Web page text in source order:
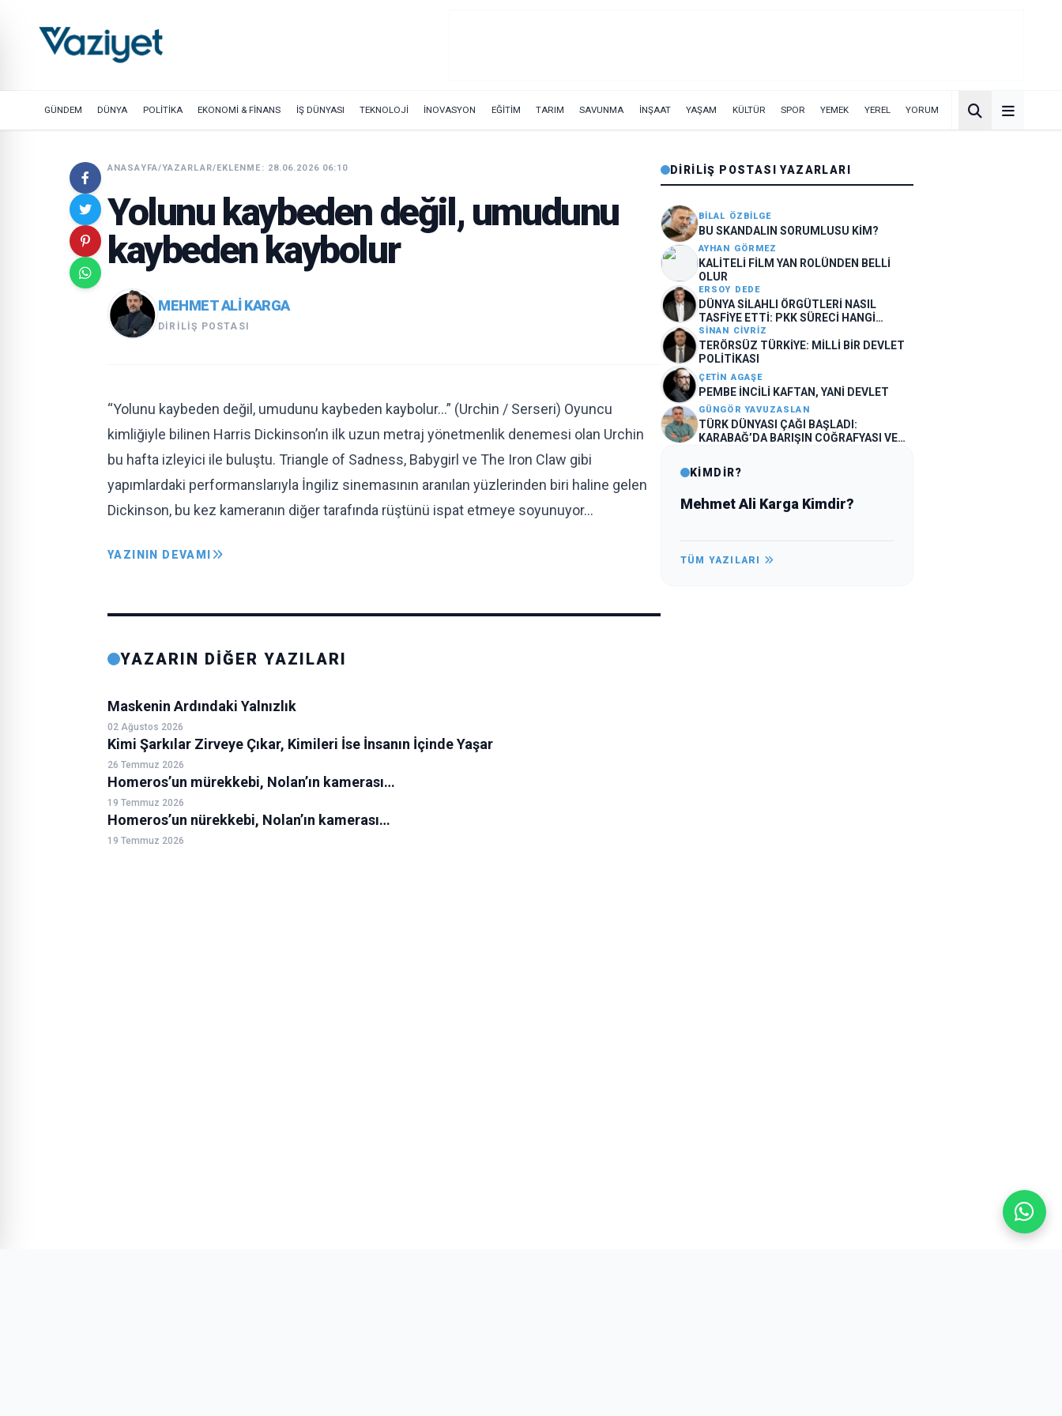
GÜNDEM DÜNYA POLİTİKA EKONOMİ & FİNANS İŞ DÜNYASI TEKNOLOJİ İNOVASYON EĞİTİM TARIM SAVUNMA İNŞAAT YAŞAM KÜLTÜR SPOR YEMEK YEREL YORUM
ANASAYFA/YAZARLAR/EKLENME: 28.06.2026 06:10
Yolunu kaybeden değil, umudunu
kaybeden kaybolur
MEHMET ALI KARGA
DIRILIŞ POSTASI
“Yolunu kaybeden değil, umudunu kaybeden kaybolur…” (Urchin / Serseri) Oyuncu
kimliğiyle bilinen Harris Dickinson’ın ilk uzun metraj yönetmenlik denemesi olan Urchin
bu hafta izleyici ile buluştu. Triangle of Sadness, Babygirl ve The Iron Claw gibi
yapımlardaki performanslarıyla İngiliz sinemasının aranılan yüzlerinden biri haline gelen
Dickinson, bu kez kameranın diğer tarafında rüştünü ispat etmeye soyunuyor…
YAZININ DEVAMI
YAZARIN DİĞER YAZILARI
Maskenin Ardındaki Yalnızlık
02 Ağustos 2026
Kimi Şarkılar Zirveye Çıkar, Kimileri İse İnsanın İçinde Yaşar
26 Temmuz 2026
Homeros’un mürekkebi, Nolan’ın kamerası…
19 Temmuz 2026
Homeros’un nürekkebi, Nolan’ın kamerası…
19 Temmuz 2026
DIRILIŞ POSTASI YAZARLARI
BILAL ÖZBILGE
BU SKANDALIN SORUMLUSU KİM?
AYHAN GÖRMEZ
KALİTELİ FİLM YAN ROLÜNDEN BELLİ
OLUR
ERSOY DEDE
DÜNYA SİLAHLI ÖRGÜTLERİ NASIL
TASFİYE ETTİ: PKK SÜRECİ HANGİ
MODELE BENZİYOR?
SINAN CIVRIZ
TERÖRSÜZ TÜRKİYE: MİLLİ BİR DEVLET
POLİTİKASI
ÇETIN AGAŞE
PEMBE İNCİLİ KAFTAN, YANİ DEVLET
GÜNGÖR YAVUZASLAN
TÜRK DÜNYASI ÇAĞI BAŞLADI:
KARABAĞ’DA BARIŞIN COĞRAFYASI VE
KİMDİR?
Mehmet Ali Karga Kimdir?
TÜM YAZILARI